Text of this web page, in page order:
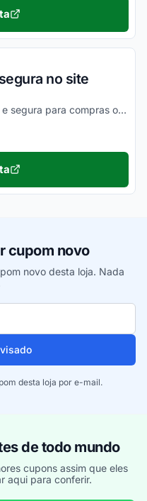
no site
A loja virtual Miranda é confiável e segura para compras online. Aproveite e use seu cupom agora mesmo!
cupom novo
novo desta loja. Nada
desta loja por e-mail.
de todo mundo
cupons assim que eles
aqui para conferir.